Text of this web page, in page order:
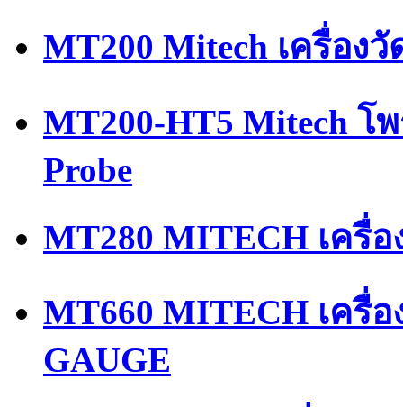
MT200 Mitech เครื่อง
MT200-HT5 Mitech โ
Probe
MT280 MITECH เครื่
MT660 MITECH เครื่
GAUGE